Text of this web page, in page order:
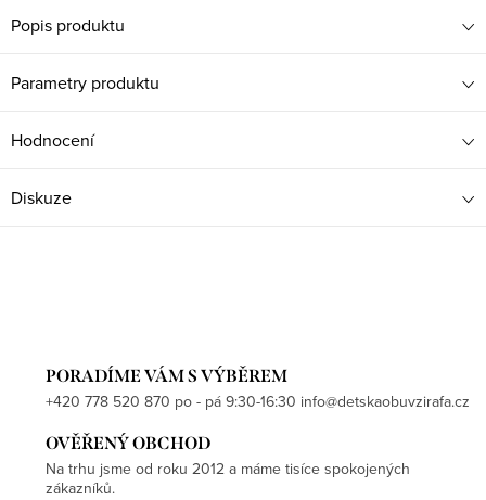
Popis produktu
Parametry produktu
Hodnocení
Diskuze
PORADÍME VÁM S VÝBĚREM
+420 778 520 870 po - pá 9:30-16:30 info@detskaobuvzirafa.cz
OVĚŘENÝ OBCHOD
Na trhu jsme od roku 2012 a máme tisíce spokojených
zákazníků.